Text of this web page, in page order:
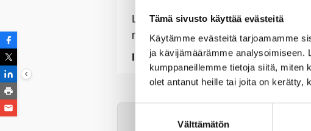
Tämä sivusto käyttää evästeitä
Käytämme evästeitä tarjoamamme
ja kävijämäärämme analysoimiseen.
kumppaneillemme tietoja siitä, miten
olet antanut heille tai joita on kerätty,
Välttämätön
Lähtemällä tälle matkalle kasvatat
nuoria.Lue lisää vastuullisuusteosta.
Istutettavia taimia:7 kpl / hlö
Kristinan yhteismatkalle
Gil Eanes Palvelut Majoitus
Varmistathan passin